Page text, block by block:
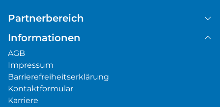
Partnerbereich
Informationen
AGB
Impressum
Barrierefreiheitserklärung
Kontaktformular
Karriere